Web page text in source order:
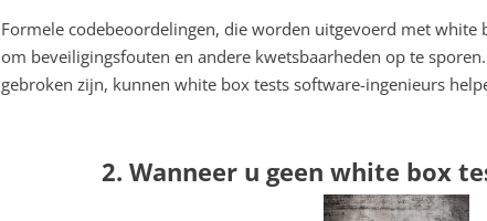
Formele codebeoordelingen, die worden uitgevoerd met
om beveiligingsfouten en andere kwetsbaarheden op te
gebroken zijn, kunnen white box tests software-ingenieurs
2. Wanneer u geen white box